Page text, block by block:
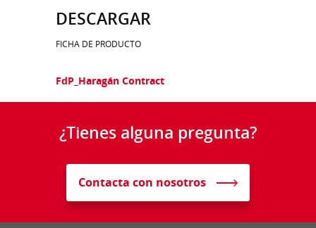
DESCARGAR
FICHA DE PRODUCTO
FdP_Haragán Contract
¿Tienes alguna pregunta?
Contacta con nosotros